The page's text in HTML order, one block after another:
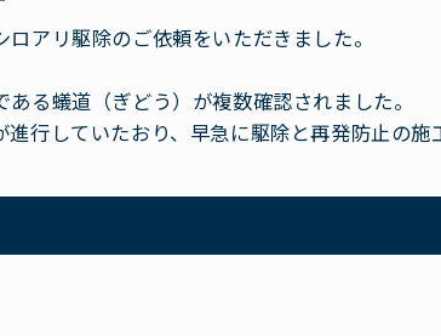
アリ駆除のご依頼をいただきました。
る蟻道（ぎどう）が複数確認されました。
行していたおり、早急に駆除と再発防止の施